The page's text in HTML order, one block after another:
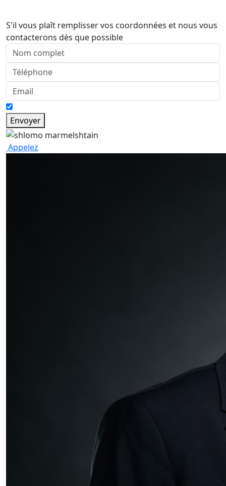
S'il vous plaît remplisser vos coordonnées et nous vous
contacterons dès que possible
Envoyer
Appelez